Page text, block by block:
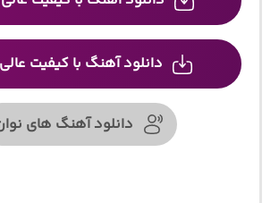
دانلود آهنگ با کیفیت عالی
دانلود آهنگ های